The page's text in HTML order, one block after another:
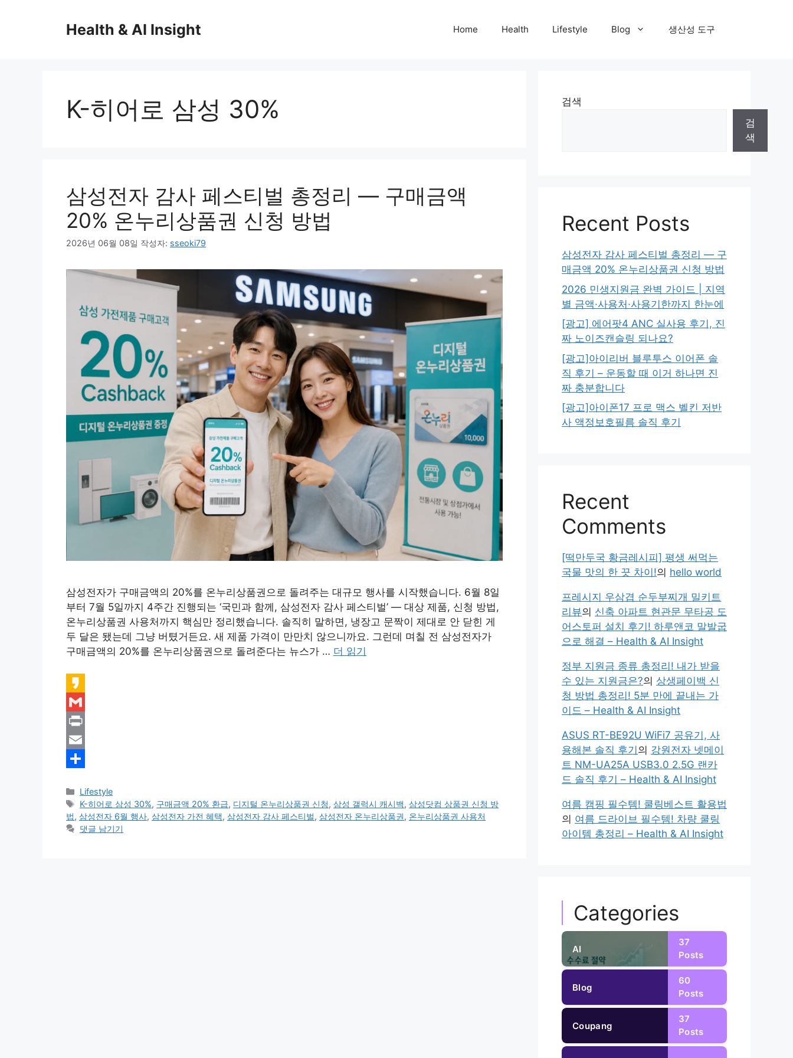
Health & AI Insight Home Health Lifestyle Blog 생산성 도구
K-히어로 삼성 30%
삼성전자 감사 페스티벌 총정리 — 구매금액
20% 온누리상품권 신청 방법
2026년 06월 08일 작성자: sseoki79
삼성전자가 구매금액의 20%를 온누리상품권으로 돌려주는 대규모 행사를 시작했습니다. 6월 8일
부터 7월 5일까지 4주간 진행되는 ‘국민과 함께, 삼성전자 감사 페스티벌’ — 대상 제품, 신청 방법,
온누리상품권 사용처까지 핵심만 정리했습니다. 솔직히 말하면, 냉장고 문짝이 제대로 안 닫힌 게
두 달은 됐는데 그냥 버텼거든요. 새 제품 가격이 만만치 않으니까요. 그런데 며칠 전 삼성전자가
구매금액의 20%를 온누리상품권으로 돌려준다는 뉴스가 … 더 읽기
K
a
k
a
G
m
a
l
P
n
t
E
a
i
h
a
r
카
테
고
리
Lifestyle
태
그
K-히어로 삼성 30%, 구매금액 20% 환급, 디지털 온누리상품권 신청,삼성 갤럭시 캐시백,삼성닷컴 상품권 신청 방
법, 삼성전자 6월 행사, 삼성전자 가전 혜택, 삼성전자 감사 페스티벌, 삼성전자 온누리상품권, 온누리상품권 사용처
댓글 남기기
검색
검
색
Recent Posts
삼성전자 감사 페스티벌 총정리 — 구
매금액 20% 온누리상품권 신청 방법
2026 민생지원금 완벽 가이드 | 지역
별 금액·사용처·사용기한까지 한눈에
[광고] 에어팟4 ANC 실사용 후기, 진
짜 노이즈캔슬링 되나요?
[광고]아이리버 블루투스 이어폰 솔
직 후기 – 운동할 때 이거 하나면 진
짜 충분합니다
[광고]아이폰17 프로 맥스 벨킨 저반
사 액정보호필름 솔직 후기
Recent
Comments
[떡만두국 황금레시피] 평생 써먹는
국물 맛의 한 끗 차이!의 hello world
프레시지 우삼겹 순두부찌개 밀키트
리뷰의 신축 아파트 현관문 무타공 도
어스토퍼 설치 후기! 하루앤코 말발굽
으로 해결 – Health & AI Insight
정부 지원금 종류 총정리! 내가 받을
수 있는 지원금은?의 상생페이백 신
청 방법 총정리! 5분 만에 끝내는 가
이드 – Health & AI Insight
ASUS RT-BE92U WiFi7 공유기, 사
용해본 솔직 후기 의 강원전자 넷메이
트 NM-UA25A USB3.0 2.5G 랜카
드 솔직 후기 – Health & AI Insight
여름 캠핑 필수템! 쿨링베스트 활용법
의 여름 드라이브 필수템! 차량 쿨링
아이템 총정리 – Health & AI Insight
Categories
AI
37
Posts
Blog
60
Posts
Coupang
37
Posts